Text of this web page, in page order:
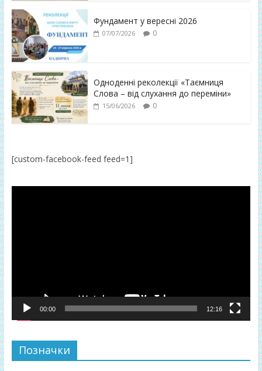
Фундамент у вересні 2026
07/07/2026 0
Одноденні реколекції «Таємниця
Слова – від слухання до переміни»
15/06/2026 0
[custom-facebook-feed feed=1]
00:00 12:16
Позначки